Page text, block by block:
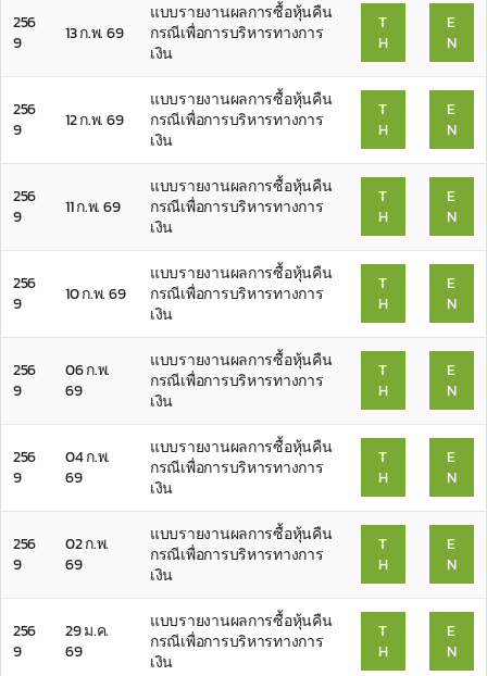
256
9
13 ก.พ. 69
แบบรายงานผลการซื้อหุ้นคืน
กรณีเพื่อการบริหารทางการ
เงิน
T
H
E
N
256
9
12 ก.พ. 69
แบบรายงานผลการซื้อหุ้นคืน
กรณีเพื่อการบริหารทางการ
เงิน
T
H
E
N
256
9
11 ก.พ. 69
แบบรายงานผลการซื้อหุ้นคืน
กรณีเพื่อการบริหารทางการ
เงิน
T
H
E
N
256
9
10 ก.พ. 69
แบบรายงานผลการซื้อหุ้นคืน
กรณีเพื่อการบริหารทางการ
เงิน
T
H
E
N
256
9
06 ก.พ.
69
แบบรายงานผลการซื้อหุ้นคืน
กรณีเพื่อการบริหารทางการ
เงิน
T
H
E
N
256
9
04 ก.พ.
69
แบบรายงานผลการซื้อหุ้นคืน
กรณีเพื่อการบริหารทางการ
เงิน
T
H
E
N
256
9
02 ก.พ.
69
แบบรายงานผลการซื้อหุ้นคืน
กรณีเพื่อการบริหารทางการ
เงิน
T
H
E
N
256
9
29 ม.ค.
69
แบบรายงานผลการซื้อหุ้นคืน
กรณีเพื่อการบริหารทางการ
เงิน
T
H
E
N